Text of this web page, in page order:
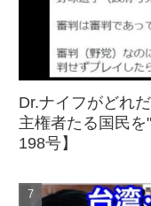
Dr.ナイフがどれ
主権者たる国民
198号】